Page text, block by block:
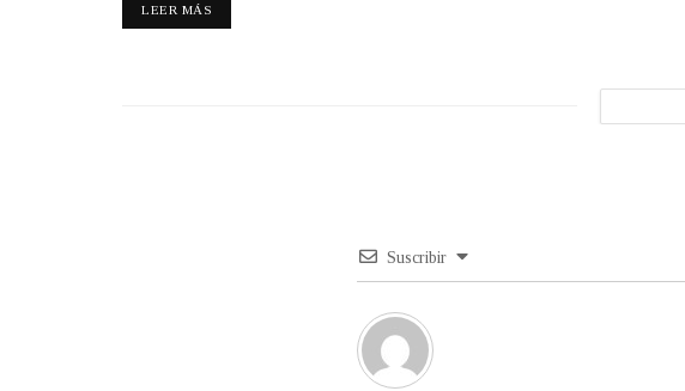
LEER MÁS
Suscribir